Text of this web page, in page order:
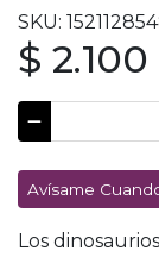
SKU:
$ 2.100
Avísame
Los